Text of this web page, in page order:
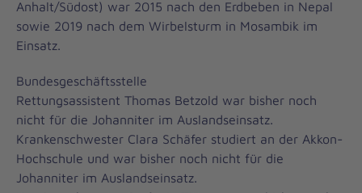
Anhalt/Südost) war 2015 nach den Erdbeben in Nepal
sowie 2019 nach dem Wirbelsturm in Mosambik im
Einsatz.
Bundesgeschäftsstelle
Rettungsassistent Thomas Betzold war bisher noch
nicht für die Johanniter im Auslandseinsatz.
Krankenschwester Clara Schäfer studiert an der Akkon-
Hochschule und war bisher noch nicht für die
Johanniter im Auslandseinsatz.